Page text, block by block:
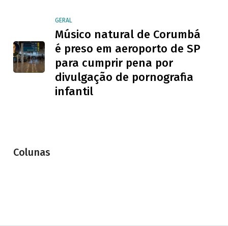
GERAL
Músico natural de Corumbá
é preso em aeroporto de SP
para cumprir pena por
divulgação de pornografia
infantil
Colunas